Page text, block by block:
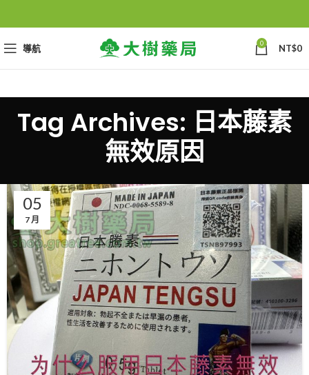
導航 0 NT$0
Tag Archives: 日本藤素
無效原因
05
7 月